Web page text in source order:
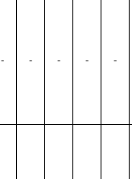
- - - - -